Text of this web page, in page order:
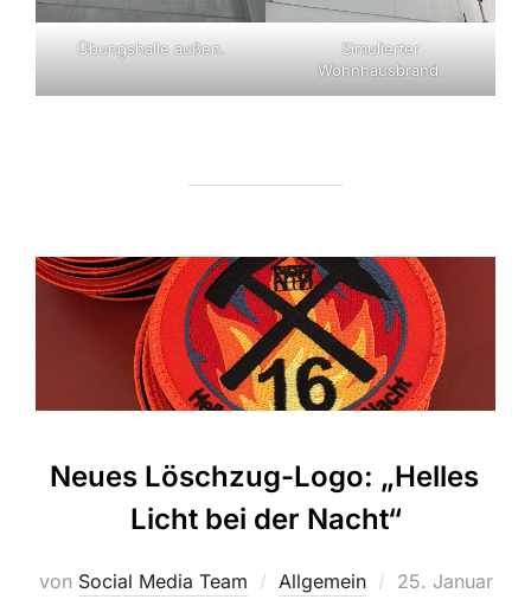
Übungshalle außen.
Simulierter
Wohnhausbrand.
Neues Löschzug-Logo: „Helles
Licht bei der Nacht“
von Social Media Team Allgemein
Veröffentlicht
25. Januar